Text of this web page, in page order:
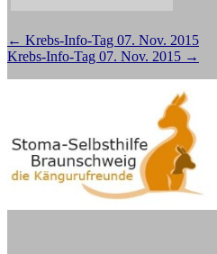
Beitragsnavigation
← Krebs-Info-Tag 07. Nov. 2015
Krebs-Info-Tag 07. Nov. 2015 →